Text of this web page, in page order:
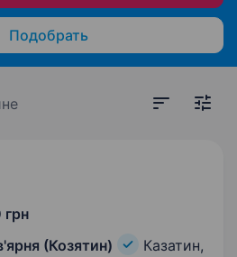
Подобрать
грн
(Козятин)
Казатин,